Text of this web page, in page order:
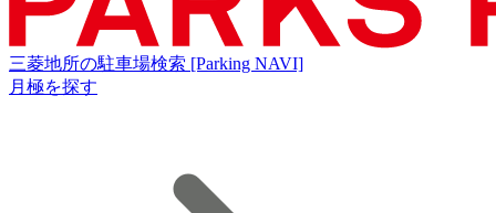
三菱地所の駐車場検索 [Parking NAVI]
月極を探す